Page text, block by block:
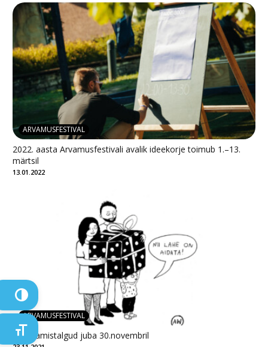
TOGGLE HIGH CONTRAST
TOGGLE FONT SIZE
ARVAMUSFESTIVAL
2022. aasta Arvamusfestivali avalik ideekorje toimub 1.–13.
märtsil
13.01.2022
ARVAMUSFESTIVAL
Annetamistalgud juba 30.novembril